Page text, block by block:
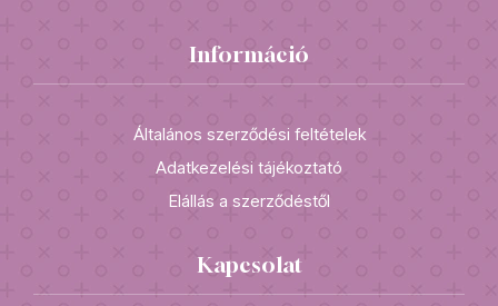
Információ
Általános szerződési feltételek
Adatkezelési tájékoztató
Elállás a szerződéstől
Kapcsolat